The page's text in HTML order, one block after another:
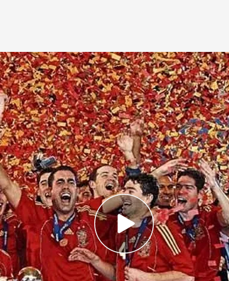
de Informativos TelecincoRamón
selección española y actual director
Julio García Mera,Energy ofrecerá en
previa, dos encuentros de cuartos de
tendrá lugar el 11 de febrero.También
la web a través dewww.mitele.es